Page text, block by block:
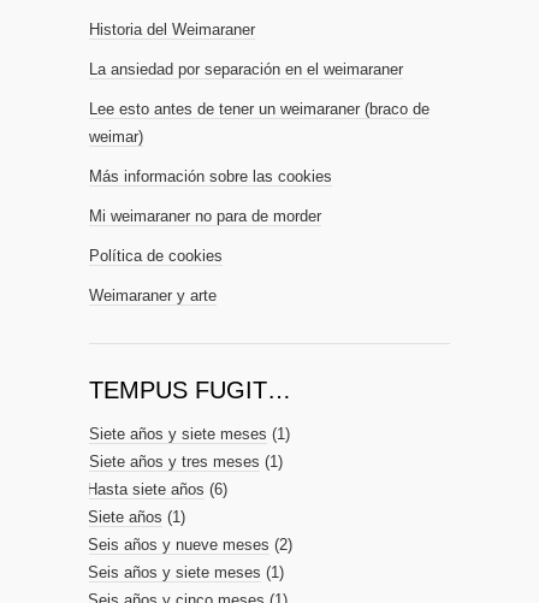
Historia del Weimaraner
La ansiedad por separación en el weimaraner
Lee esto antes de tener un weimaraner (braco de
weimar)
Más información sobre las cookies
Mi weimaraner no para de morder
Política de cookies
Weimaraner y arte
TEMPUS FUGIT…
Siete años y siete meses (1)
Siete años y tres meses (1)
Hasta siete años (6)
Siete años (1)
Seis años y nueve meses (2)
Seis años y siete meses (1)